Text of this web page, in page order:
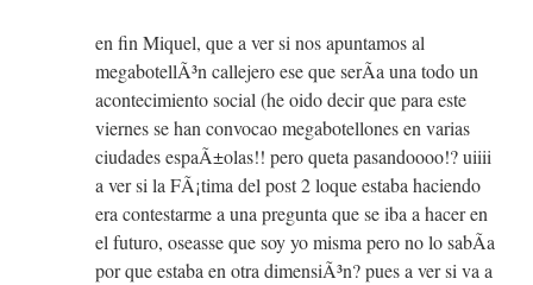
en fin Miquel, que a ver si nos apuntamos al
megabotellÃ³n callejero ese que serÃ­a una todo un
acontecimiento social (he oido decir que para este
viernes se han convocao megabotellones en varias
ciudades espaÃ±olas!! pero queta pasandoooo!? uiiii
a ver si la FÃ¡tima del post 2 loque estaba haciendo
era contestarme a una pregunta que se iba a hacer en
el futuro, oseasse que soy yo misma pero no lo sabÃ­a
por que estaba en otra dimensiÃ³n? pues a ver si va a